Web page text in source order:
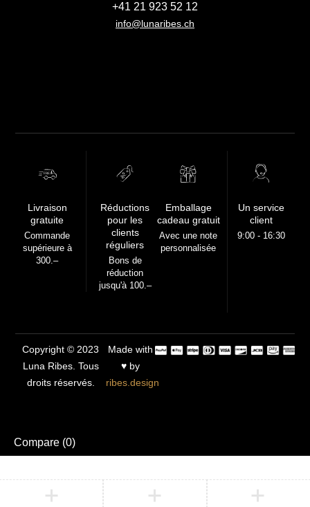
+41 21 923 52 12
info@lunaribes.ch
FREE
Livraison
gratuite
Commande
supérieure à
300.–
Réductions
pour les
clients
réguliers
Bons de
réduction
jusqu'à 100.–
Emballage
cadeau gratuit
Avec une note
personnalisée
Un service
client
9:00 - 16:30
Copyright © 2023
Luna Ribes. Tous
droits réservés.
Made with
♥ by
ribes.design
Compare (0)